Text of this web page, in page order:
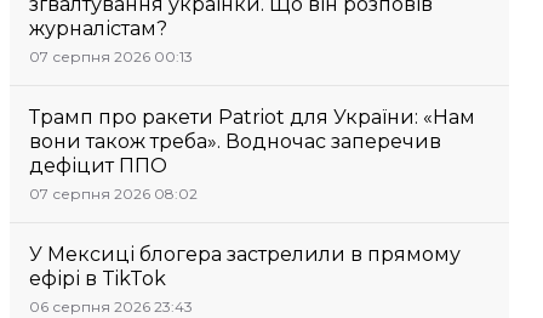
журналістам?
07 серпня 2026 00:13
Трамп про ракети Patriot для України: «Нам
вони також треба». Водночас заперечив
дефіцит ППО
07 серпня 2026 08:02
У Мексиці блогера застрелили в прямому
ефірі в TikTok
06 серпня 2026 23:43